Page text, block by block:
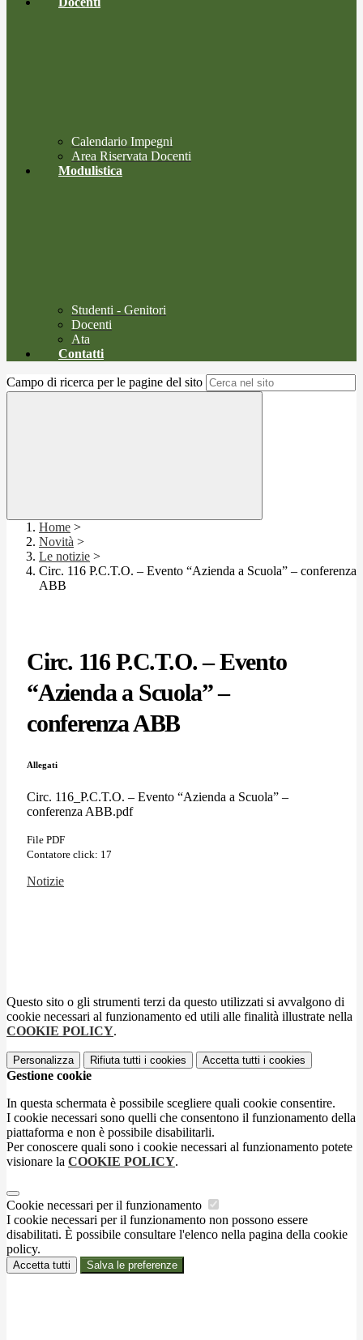
Calendario Impegni
Area Riservata Docenti
Modulistica
Studenti - Genitori
Docenti
Ata
Contatti
Campo di ricerca per le pagine del sito
Home >
Novità >
Le notizie >
Circ. 116 P.C.T.O. – Evento “Azienda a Scuola” – conferenza
ABB
Circ. 116 P.C.T.O. – Evento
“Azienda a Scuola” –
conferenza ABB
Allegati
Circ. 116_P.C.T.O. – Evento “Azienda a Scuola” –
conferenza ABB.pdf
File PDF
Contatore click: 17
Notizie
Questo sito o gli strumenti terzi da questo utilizzati si avvalgono di
cookie necessari al funzionamento ed utili alle finalità illustrate nella
COOKIE POLICY.
Personalizza Rifiuta tutti i cookies Accetta tutti i cookies
Gestione cookie
In questa schermata è possibile scegliere quali cookie consentire.
I cookie necessari sono quelli che consentono il funzionamento della
piattaforma e non è possibile disabilitarli.
Per conoscere quali sono i cookie necessari al funzionamento potete
visionare la COOKIE POLICY.
Cookie necessari per il funzionamento
I cookie necessari per il funzionamento non possono essere
disabilitati. È possibile consultare l'elenco nella pagina della cookie
policy.
Accetta tutti Salva le preferenze